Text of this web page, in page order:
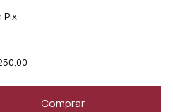
Pix